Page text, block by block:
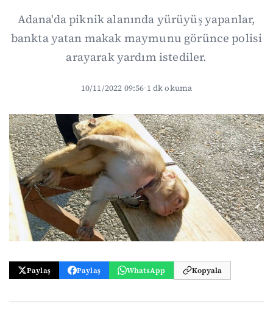
Adana'da piknik alanında yürüyüş yapanlar,
bankta yatan makak maymunu görünce polisi
arayarak yardım istediler.
10/11/2022 09:56·1 dk okuma
Paylaş Paylaş WhatsApp Kopyala